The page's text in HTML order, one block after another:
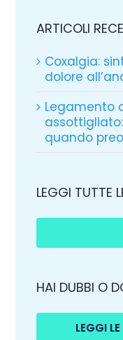
ARTICOLI
Coxalgia:
dolore
Legamento
quando
LEGGI TUTTE
HAI DUBBI O
LEGGI